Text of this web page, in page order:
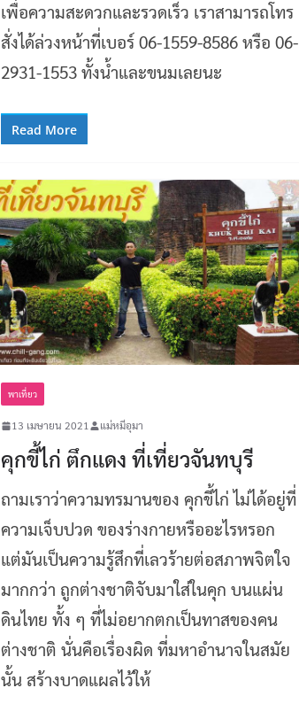
เพื่อความสะดวกและรวดเร็ว เราสามารถโทร
สั่งได้ล่วงหน้าที่เบอร์ 06-1559-8586‬ หรือ 06-
2931-1553 ทั้งน้ำและขนมเลยนะ
Read More
พาเที่ยว
13 เมษายน 2021 แม่หมีอุมา
คุกขี้ไก่ ตึกแดง ที่เที่ยวจันทบุรี
ถามเราว่าความทรมานของ คุกขี้ไก่ ไม่ได้อยู่ที่
ความเจ็บปวด ของร่างกายหรืออะไรหรอก
แต่มันเป็นความรู้สึกที่เลวร้ายต่อสภาพจิตใจ
มากกว่า ถูกต่างชาติจับมาใส่ในคุก บนแผ่น
ดินไทย ทั้ง ๆ ที่ไม่อยากตกเป็นทาสของคน
ต่างชาติ นั่นคือเรื่องผิด ที่มหาอำนาจในสมัย
นั้น สร้างบาดแผลไว้ให้